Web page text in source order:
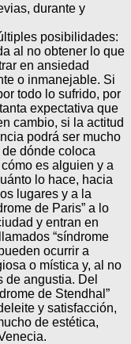
durante y
posibilidades:
al no obtener lo que
en ansiedad
o inmanejable. Si
todo lo sufrido, por
expectativa que
cambio, si la actitud
podrá ser mucho
dónde coloca
es alguien y a
lo hace, hacia
lugares y a la
de Paris” a lo
y entran en
“síndrome
ocurrir a
o mística y, al no
de angustia. Del
de Stendhal”
y satisfacción,
de estética,